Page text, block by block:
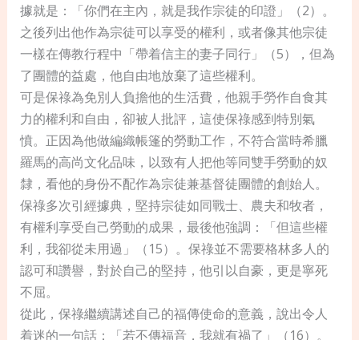
據就是：「你們在主內，就是我作宗徒的印證」（2）。
之後列出他作為宗徒可以享受的權利，或者像其他宗徒
一樣在傳教行程中「帶着信主的妻子同行」（5），但為
了團體的益處，他自由地放棄了這些權利。
可是保祿為免別人負擔他的生活費，他親手勞作自食其
力的權利和自由，卻被人批評，這使保祿感到特別氣
憤。正因為他做編織帳篷的勞動工作，不符合當時希臘
羅馬的高尚文化品味，以致有人把他等同雙手勞動的奴
隸，看他的身份不配作為宗徒兼基督徒團體的創始人。
保祿多次引經據典，堅持宗徒如同戰士、農夫和牧者，
有權利享受自己勞動的成果，最後他強調：「但這些權
利，我卻從未用過」（15）。保祿並不需要格林多人的
認可和讚譽，對於自己的堅持，他引以自豪，更是寧死
不屈。
從此，保祿繼續講述自己的福傳使命的意義，說出令人
着迷的一句話：「若不傳福音，我就有禍了」（16）。